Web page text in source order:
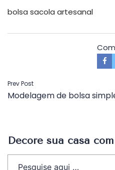
bolsa sacola artesanal
Navegação
de
Prev Post
Modelagem de bolsa
Decore sua casa